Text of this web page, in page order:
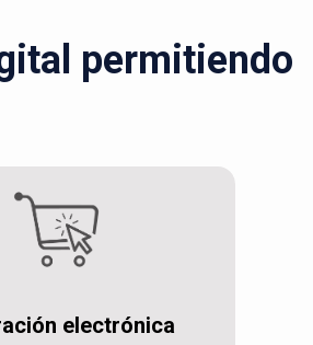
permitiendo
electrónica